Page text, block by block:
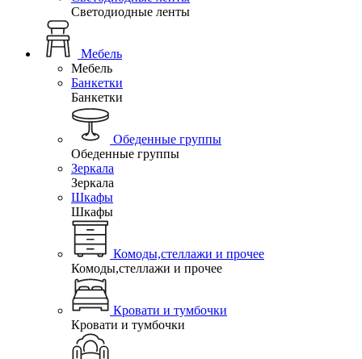
Светодиодные ленты
Мебель
Мебель
Банкетки
Банкетки
Обеденные группы
Обеденные группы
Зеркала
Зеркала
Шкафы
Шкафы
Комоды,стеллажи и прочее
Комоды,стеллажи и прочее
Кровати и тумбочки
Кровати и тумбочки